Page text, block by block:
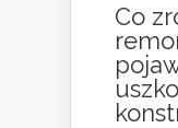
Co